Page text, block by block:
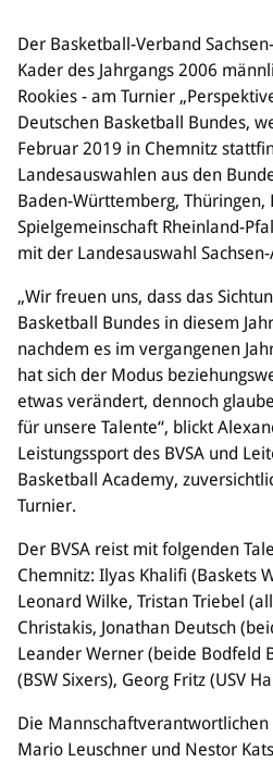
Jugend & Schulsport
Allgemeines
Projekte
Bildung
Info
Trainerwesen
Schiedsrichterwesen
Bildungsangebote im BVSA
Externe Bildungsangebote
Service
Stellenangebote
Downloads
Turnier- & Campbörse
FAQ
Kontakt
Vereinsfanshops
Der Basketball-Verband
Kader des Jahrgangs 2006
Rookies - am Turnier
Deutschen Basketball Bundes,
Februar 2019 in Chemnitz
Landesauswahlen aus den
Baden-Württemberg, Thüringen,
Spielgemeinschaft Rheinland-
mit der Landesauswahl
„Wir freuen uns, dass das
Basketball Bundes in diesem
nachdem es im vergangenen
hat sich der Modus
etwas verändert, dennoch
für unsere Talente“, blickt
Leistungssport des BVSA und
Basketball Academy,
Turnier.
Der BVSA reist mit folgenden
Chemnitz: Ilyas Khalifi (Baskets
Leonard Wilke, Tristan Triebel
Christakis, Jonathan Deutsch
Leander Werner (beide Bodfeld
(BSW Sixers), Georg Fritz (USV
Die
Mario Leuschner und Nestor